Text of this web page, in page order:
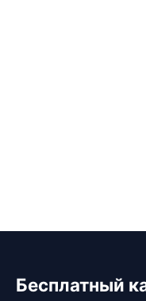
Бесплатный